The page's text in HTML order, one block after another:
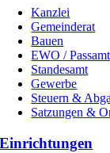
Kanzlei
Gemeinderat
Bauen
EWO / Passamt
Standesamt
Gewerbe
Steuern &
Satzungen &
Einrichtungen